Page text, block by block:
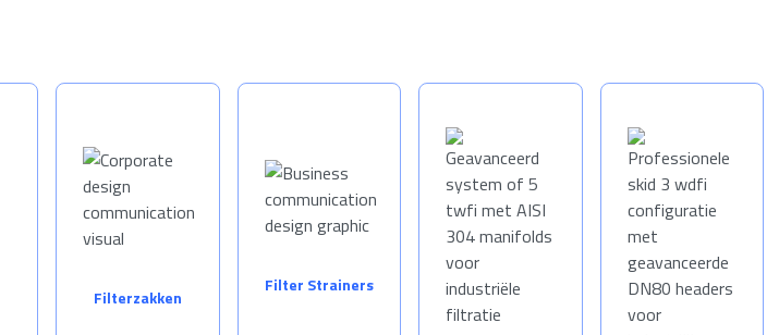
Filterzakken
Filter Strainers